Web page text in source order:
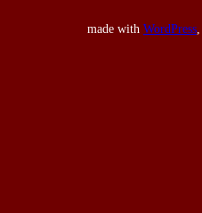
made with WordPress